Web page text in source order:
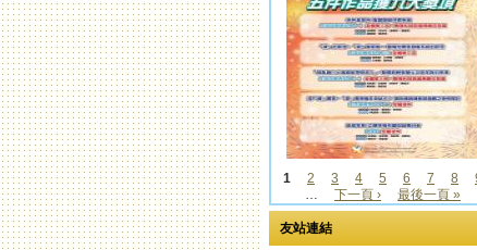
頁面
1 2 3 4 5 6 7 8
…
下一頁 › 最後一頁 »
友站連結